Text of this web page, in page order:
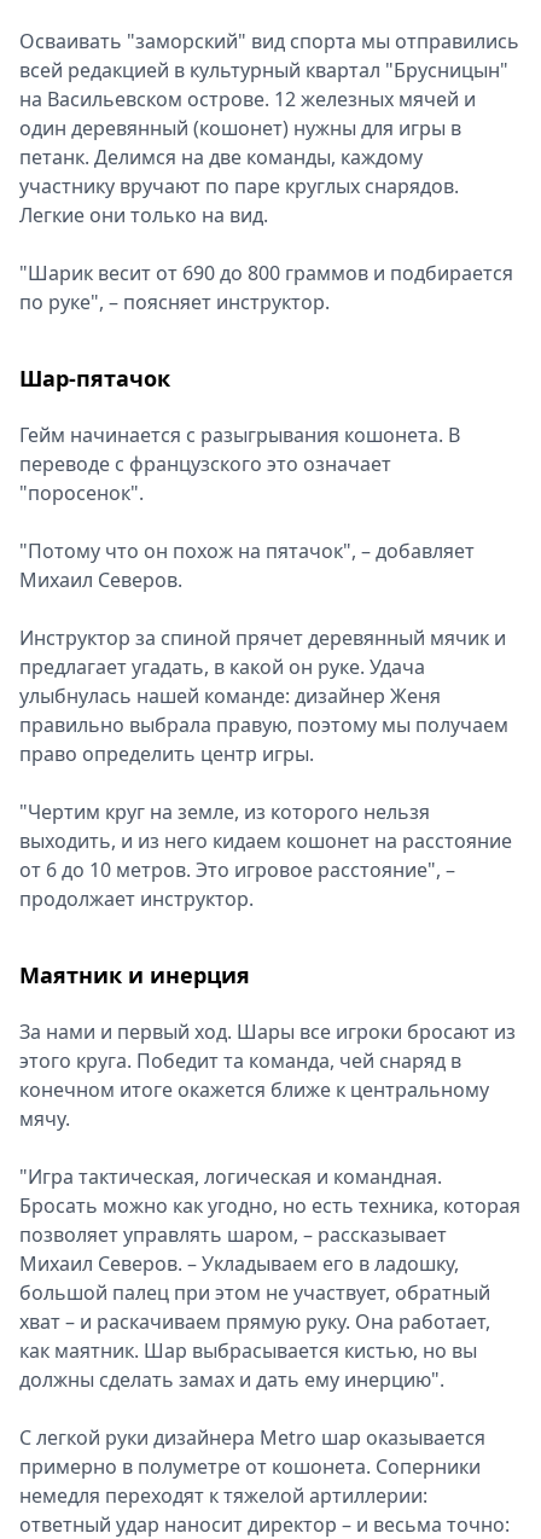
Осваивать "заморский" вид спорта мы отправились
всей редакцией в культурный квартал "Брусницын"
на Васильевском острове. 12 железных мячей и
один деревянный (кошонет) нужны для игры в
петанк. Делимся на две команды, каждому
участнику вручают по паре круглых снарядов.
Легкие они только на вид.
"Шарик весит от 690 до 800 граммов и подбирается
по руке", – поясняет инструктор.
Шар-пятачок
Гейм начинается с разыгрывания кошонета. В
переводе с французского это означает
"поросенок".
"Потому что он похож на пятачок", – добавляет
Михаил Северов.
Инструктор за спиной прячет деревянный мячик и
предлагает угадать, в какой он руке. Удача
улыбнулась нашей команде: дизайнер Женя
правильно выбрала правую, поэтому мы получаем
право определить центр игры.
"Чертим круг на земле, из которого нельзя
выходить, и из него кидаем кошонет на расстояние
от 6 до 10 метров. Это игровое расстояние", –
продолжает инструктор.
Маятник и инерция
За нами и первый ход. Шары все игроки бросают из
этого круга. Победит та команда, чей снаряд в
конечном итоге окажется ближе к центральному
мячу.
"Игра тактическая, логическая и командная.
Бросать можно как угодно, но есть техника, которая
позволяет управлять шаром, – рассказывает
Михаил Северов. – Укладываем его в ладошку,
большой палец при этом не участвует, обратный
хват – и раскачиваем прямую руку. Она работает,
как маятник. Шар выбрасывается кистью, но вы
должны сделать замах и дать ему инерцию".
С легкой руки дизайнера Metro шар оказывается
примерно в полуметре от кошонета. Соперники
немедля переходят к тяжелой артиллерии:
ответный удар наносит директор – и весьма точно: